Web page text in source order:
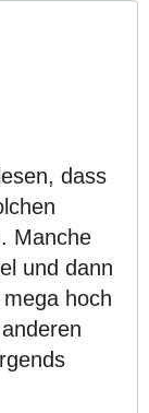
dass
Manche
und dann
hoch